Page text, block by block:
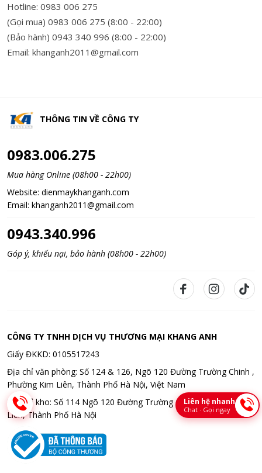
Hotline: 0983 006 275
(Gọi mua) 0983 006 275 (8:00 - 22:00)
(Bảo hành) 0943 340 996 (8:00 - 22:00)
Email: khanganh2011@gmail.com
THÔNG TIN VỀ CÔNG TY
0983.006.275
Mua hàng Online (08h00 - 22h00)
Website: dienmaykhanganh.com
Email: khanganh2011@gmail.com
0943.340.996
Góp ý, khiếu nại, bảo hành (08h00 - 22h00)
CÔNG TY TNHH DỊCH VỤ THƯƠNG MẠI KHANG ANH
Giấy ĐKKD: 0105517243
Địa chỉ văn phòng: Số 124 & 126, Ngõ 120 Đường Trường Chinh ,
Phường Kim Liên, Thành Phố Hà Nội, Việt Nam
Địa chỉ kho: Số 114 Ngõ 120 Đường Trường Chinh , Phường Kim
Liên, Thành Phố Hà Nội
Liên hệ nhanh
Chat · Gọi ngay